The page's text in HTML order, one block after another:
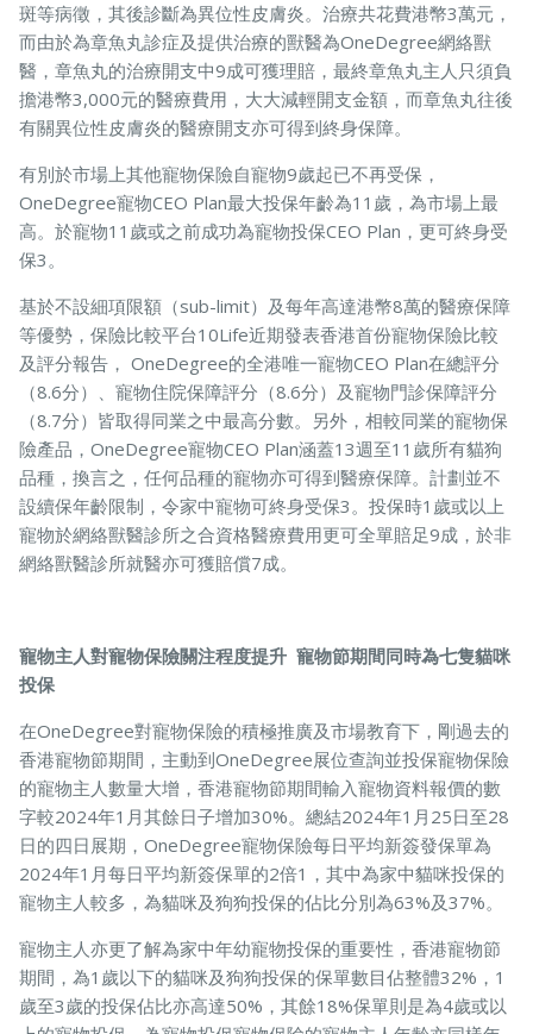
斑等病徵，其後診斷為異位性皮膚炎。治療共花費港幣3萬元，
而由於為章魚丸診症及提供治療的獸醫為OneDegree網絡獸
醫，章魚丸的治療開支中9成可獲理賠，最終章魚丸主人只須負
擔港幣3,000元的醫療費用，大大減輕開支金額，而章魚丸往後
有關異位性皮膚炎的醫療開支亦可得到終身保障。
有別於市場上其他寵物保險自寵物9歲起已不再受保，
OneDegree寵物CEO Plan最大投保年齡為11歲，為市場上最
高。於寵物11歲或之前成功為寵物投保CEO Plan，更可終身受
保3。
基於不設細項限額（sub-limit）及每年高達港幣8萬的醫療保障
等優勢，保險比較平台10Life近期發表香港首份寵物保險比較
及評分報告， OneDegree的全港唯一寵物CEO Plan在總評分
（8.6分）、寵物住院保障評分（8.6分）及寵物門診保障評分
（8.7分）皆取得同業之中最高分數。另外，相較同業的寵物保
險產品，OneDegree寵物CEO Plan涵蓋13週至11歲所有貓狗
品種，換言之，任何品種的寵物亦可得到醫療保障。計劃並不
設續保年齡限制，令家中寵物可終身受保3。投保時1歲或以上
寵物於網絡獸醫診所之合資格醫療費用更可全單賠足9成，於非
網絡獸醫診所就醫亦可獲賠償7成。
寵物主人對寵物保險關注程度提升 寵物節期間同時為七隻貓咪
投保
在OneDegree對寵物保險的積極推廣及市場教育下，剛過去的
香港寵物節期間，主動到OneDegree展位查詢並投保寵物保險
的寵物主人數量大增，香港寵物節期間輸入寵物資料報價的數
字較2024年1月其餘日子增加30%。總結2024年1月25日至28
日的四日展期，OneDegree寵物保險每日平均新簽發保單為
2024年1月每日平均新簽保單的2倍1，其中為家中貓咪投保的
寵物主人較多，為貓咪及狗狗投保的佔比分別為63%及37%。
寵物主人亦更了解為家中年幼寵物投保的重要性，香港寵物節
期間，為1歲以下的貓咪及狗狗投保的保單數目佔整體32%，1
歲至3歲的投保佔比亦高達50%，其餘18%保單則是為4歲或以